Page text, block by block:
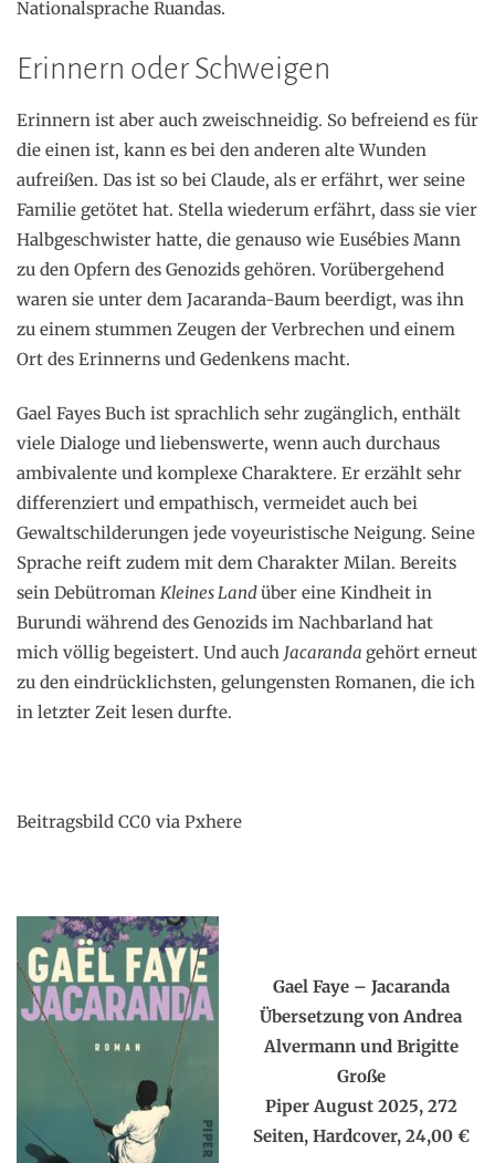
Nationalsprache Ruandas.
Erinnern oder Schweigen
Erinnern ist aber auch zweischneidig. So befreiend es für
die einen ist, kann es bei den anderen alte Wunden
aufreißen. Das ist so bei Claude, als er erfährt, wer seine
Familie getötet hat. Stella wiederum erfährt, dass sie vier
Halbgeschwister hatte, die genauso wie Eusébies Mann
zu den Opfern des Genozids gehören. Vorübergehend
waren sie unter dem Jacaranda-Baum beerdigt, was ihn
zu einem stummen Zeugen der Verbrechen und einem
Ort des Erinnerns und Gedenkens macht.
Gael Fayes Buch ist sprachlich sehr zugänglich, enthält
viele Dialoge und liebenswerte, wenn auch durchaus
ambivalente und komplexe Charaktere. Er erzählt sehr
differenziert und empathisch, vermeidet auch bei
Gewaltschilderungen jede voyeuristische Neigung. Seine
Sprache reift zudem mit dem Charakter Milan. Bereits
sein Debütroman Kleines Landüber eine Kindheit in
Burundi während des Genozids im Nachbarland hat
mich völlig begeistert. Und auch Jacaranda gehört erneut
zu den eindrücklichsten, gelungensten Romanen, die ich
in letzter Zeit lesen durfte.
Beitragsbild CC0 via Pxhere
Gael Faye – Jacaranda
Übersetzung von Andrea
Alvermann und Brigitte
Große
Piper August 2025, 272
Seiten, Hardcover, 24,00 €